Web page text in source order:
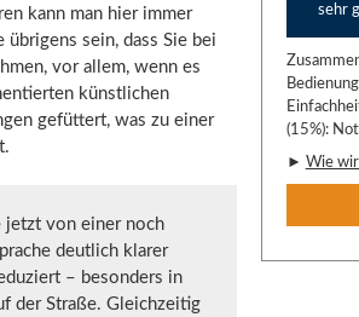
kann man hier immer
sein, dass Sie bei
vor allem, wenn es
künstlichen
gefüttert, was zu einer
jetzt von einer noch
deutlich klarer
– besonders in
der Straße. Gleichzeitig
sehr
(15%):
► Wie